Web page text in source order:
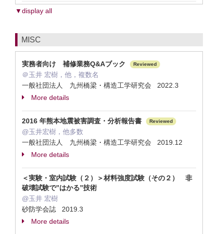
▼display all
MISC
実務者向け 補修業務Q&Aブック Reviewed
＠玉井 宏樹，他，複数名
一般社団法人 九州橋梁・構造工学研究会 2022.3
More details
2016 年熊本地震被害調査・分析報告書 Reviewed
@玉井宏樹，他多数
一般社団法人 九州橋梁・構造工学研究会 2019.12
More details
＜実験・室内試験（２）＞材料強度試験（その２） 非
破壊試験で”はかる”技術
@玉井 宏樹
砂防学会誌 2019.3
More details